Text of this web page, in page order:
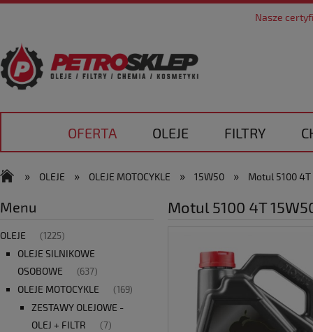
Nasze
OFERTA OLEJE FILTRY
» OLEJE » OLEJE MOTOCYKLE » 15W50 » Motul 5100
Menu
OLEJE (1225)
OLEJE SILNIKOWE
OSOBOWE
(637)
OLEJE MOTOCYKLE (169)
ZESTAWY OLEJOWE -
OLEJ + FILTR
(7)
Motul 5100 4T